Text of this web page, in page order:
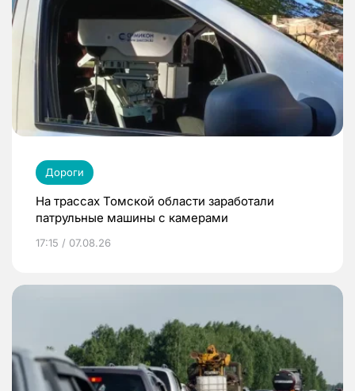
Дороги
На трассах Томской области заработали
патрульные машины с камерами
17:15 / 07.08.26